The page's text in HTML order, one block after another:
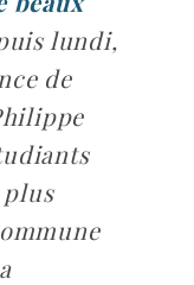
lundi,
de